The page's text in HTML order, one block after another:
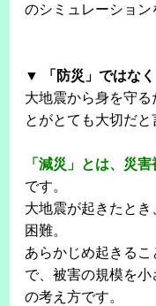
のシミュレーション
▼ 「防災」ではな
大地震から身を守
とがとても大切だと
「減災」とは、災
です。
大地震が起きたと
困難。
あらかじめ起きる
で、被害の規模を小
の考え方です。